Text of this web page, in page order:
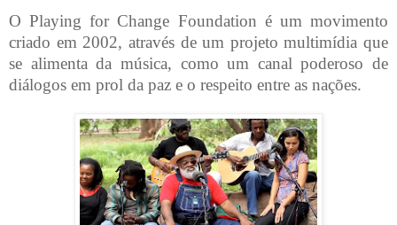
O Playing for Change Foundation é um movimento
criado em 2002, através de um projeto multimídia que
se alimenta da música, como um canal poderoso de
diálogos em prol da paz e o respeito entre as nações.